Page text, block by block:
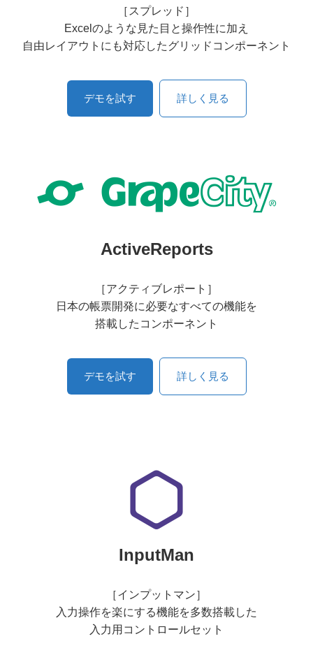
［スプレッド］
Excelのような見た目と操作性に加え
自由レイアウトにも対応したグリッドコンポーネント
デモを試す 詳しく見る
ActiveReports
［アクティブレポート］
日本の帳票開発に必要なすべての機能を
搭載したコンポーネント
デモを試す 詳しく見る
InputMan
［インプットマン］
入力操作を楽にする機能を多数搭載した
入力用コントロールセット